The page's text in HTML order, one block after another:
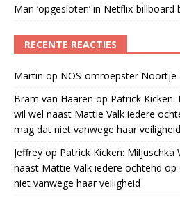
Man ‘opgesloten’ in Netflix-
RECENTE REACTIES
Martin op NOS-omroepster Noortje
Bram van Haaren op Patrick
wil wel naast Mattie Valk iedere
mag dat niet vanwege haar veiligheid
Jeffrey op Patrick Kicken: Miljuschka
naast Mattie Valk iedere ochtend
niet vanwege haar veiligheid